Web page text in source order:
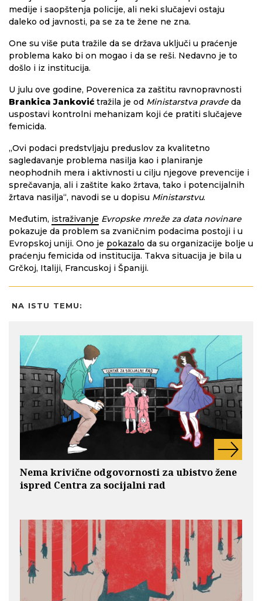
medije i saopštenja policije, ali neki slučajevi ostaju
daleko od javnosti, pa se za te žene ne zna.
One su više puta tražile da se država uključi u praćenje
problema kako bi on mogao i da se reši. Nedavno je to
došlo i iz institucija.
U julu ove godine, Poverenica za zaštitu ravnopravnosti
Brankica Janković tražila je od Ministarstva pravde da
uspostavi kontrolni mehanizam koji će pratiti slučajeve
femicida.
„Ovi podaci predstvljaju preduslov za kvalitetno
sagledavanje problema nasilja kao i planiranje
neophodnih mera i aktivnosti u cilju njegove prevencije i
sprečavanja, ali i zaštite kako žrtava, tako i potencijalnih
žrtava nasilja“, navodi se u dopisu Ministarstvu.
Međutim, istraživanje Evropske mreže za data novinare
pokazuje da problem sa zvaničnim podacima postoji i u
Evropskoj uniji. Ono je pokazalo da su organizacije bolje u
praćenju femicida od institucija. Takva situacija je bila u
Grčkoj, Italiji, Francuskoj i Španiji.
NA ISTU TEMU:
Nema krivične odgovornosti za ubistvo žene
ispred Centra za socijalni rad